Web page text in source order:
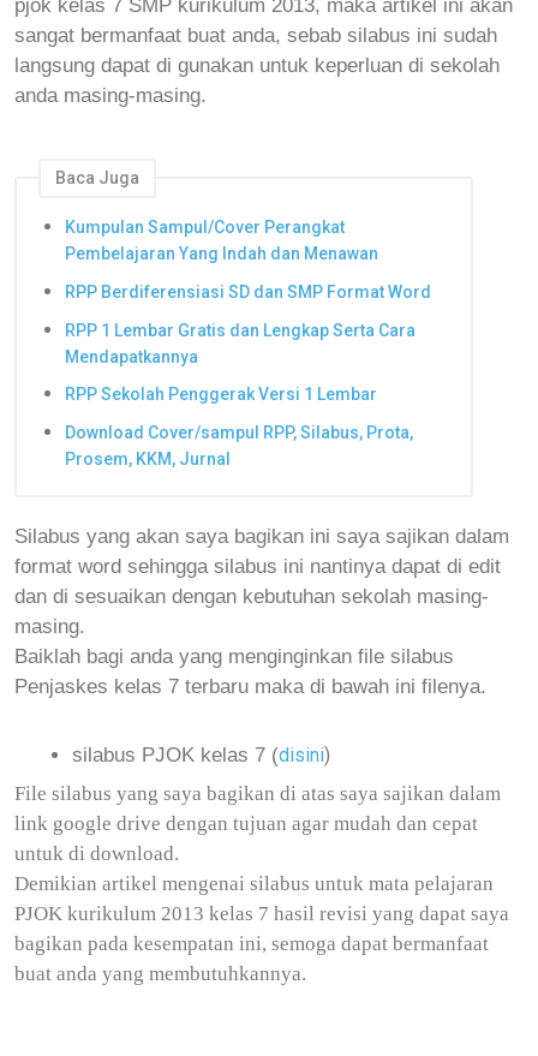
sangat bermanfaat buat anda, sebab silabus ini sudah
langsung dapat di gunakan untuk keperluan di sekolah
anda masing-masing.
Baca Juga
Kumpulan Sampul/Cover Perangkat
Pembelajaran Yang Indah dan Menawan
RPP Berdiferensiasi SD dan SMP Format Word
RPP 1 Lembar Gratis dan Lengkap Serta Cara
Mendapatkannya
RPP Sekolah Penggerak Versi 1 Lembar
Download Cover/sampul RPP, Silabus, Prota,
Prosem, KKM, Jurnal
Silabus yang akan saya bagikan ini saya sajikan dalam
format word sehingga silabus ini nantinya dapat di edit
dan di sesuaikan dengan kebutuhan sekolah masing-
masing.
Baiklah bagi anda yang menginginkan file silabus
Penjaskes kelas 7 terbaru maka di bawah ini filenya.
silabus PJOK kelas 7 (disini)
File silabus yang saya bagikan di atas saya sajikan dalam
link google drive dengan tujuan agar mudah dan cepat
untuk di download.
Demikian artikel mengenai silabus untuk mata pelajaran
PJOK kurikulum 2013 kelas 7 hasil revisi yang dapat saya
bagikan pada kesempatan ini, semoga dapat bermanfaat
buat anda yang membutuhkannya.